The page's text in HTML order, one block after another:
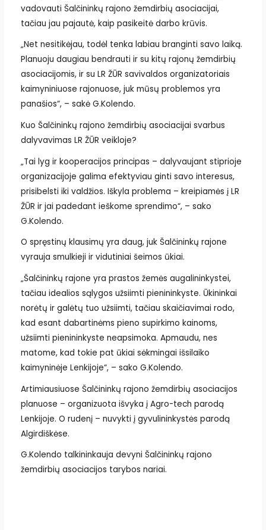
vadovauti Šalčininkų rajono žemdirbių asociacijai,
tačiau jau pajautė, kaip pasikeitė darbo krūvis.
„Net nesitikėjau, todėl tenka labiau branginti savo laiką.
Planuoju daugiau bendrauti ir su kitų rajonų žemdirbių
asociacijomis, ir su LR ŽŪR savivaldos organizatoriais
kaimyniniuose rajonuose, juk mūsų problemos yra
panašios“, – sakė G.Kolendo.
Kuo Šalčininkų rajono žemdirbių asociacijai svarbus
dalyvavimas LR ŽŪR veikloje?
„Tai lyg ir kooperacijos principas – dalyvaujant stiprioje
organizacijoje galima efektyviau ginti savo interesus,
prisibelsti iki valdžios. Iškyla problema – kreipiamės į LR
ŽŪR ir jai padedant ieškome sprendimo“, – sako
G.Kolendo.
O spręstinų klausimų yra daug, juk Šalčininkų rajone
vyrauja smulkieji ir vidutiniai šeimos ūkiai.
„Šalčininkų rajone yra prastos žemės augalininkystei,
tačiau idealios sąlygos užsiimti pienininkyste. Ūkininkai
norėtų ir galėtų tuo užsiimti, tačiau skaičiavimai rodo,
kad esant dabartinėms pieno supirkimo kainoms,
užsiimti pienininkyste neapsimoka. Apmaudu, nes
matome, kad tokie pat ūkiai sėkmingai išsilaiko
kaimyninėje Lenkijoje“, – sako G.Kolendo.
Artimiausiuose Šalčininkų rajono žemdirbių asociacijos
planuose – organizuota išvyka į Agro-tech parodą
Lenkijoje. O rudenį – nuvykti į gyvulininkystės parodą
Algirdiškėse.
G.Kolendo talkininkauja devyni Šalčininkų rajono
žemdirbių asociacijos tarybos nariai.